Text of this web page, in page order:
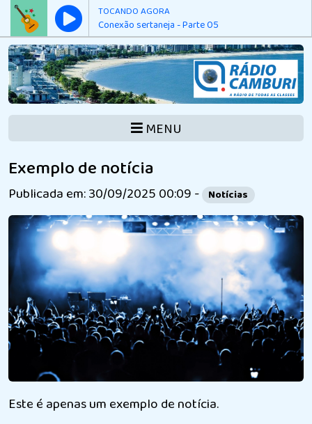
TOCANDO AGORA
Conexão sertaneja - Parte 05
MENU
Exemplo de notícia
Publicada em: 30/09/2025 00:09 - Notícias
Este é apenas um exemplo de notícia.